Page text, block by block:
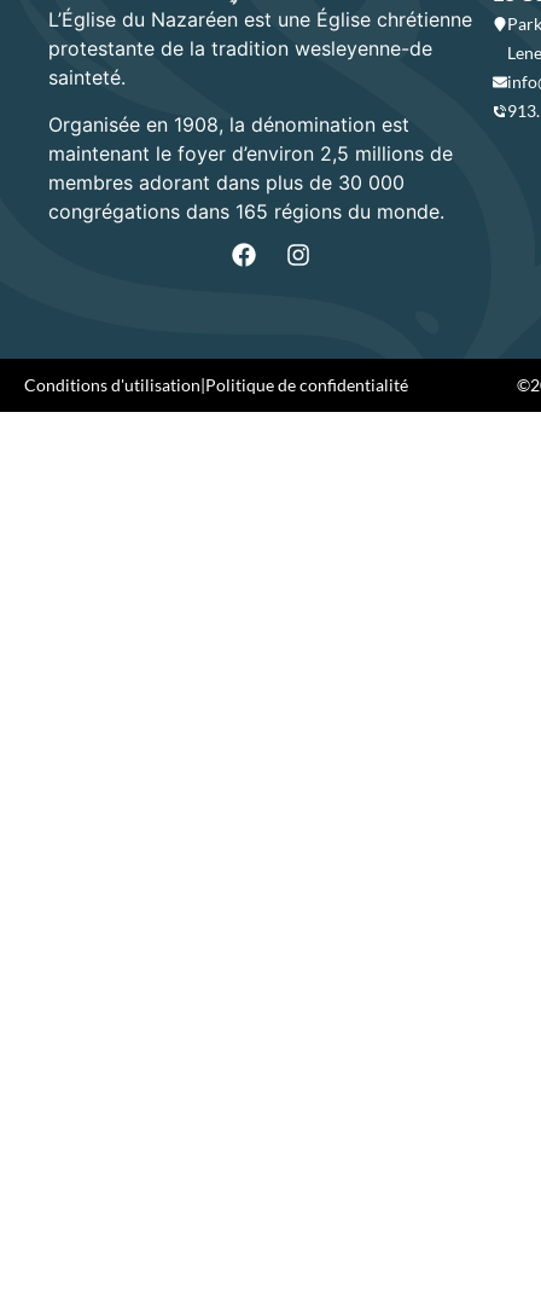
L’Église du Nazaréen est une Église chrétienne
protestante de la tradition wesleyenne-de
sainteté.
Organisée en 1908, la dénomination est
maintenant le foyer d’environ 2,5 millions de
membres adorant dans plus de 30 000
congrégations dans 165 régions du monde.
Conditions d'utilisation|Politique de confidentialité